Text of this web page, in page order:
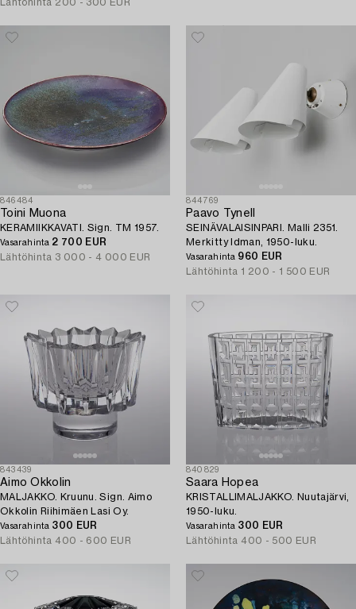
Lähtöhinta 200 - 300 EUR
846484
Toini Muona
KERAMIIKKAVATI. Sign. TM 1957.
Vasarahinta 2 700 EUR
Lähtöhinta 3 000 - 4 000 EUR
844769
Paavo Tynell
SEINÄVALAISINPARI. Malli 2351.
Merkitty Idman, 1950-luku.
Vasarahinta 960 EUR
Lähtöhinta 1 200 - 1 500 EUR
843439
Aimo Okkolin
MALJAKKO. Kruunu. Sign. Aimo
Okkolin Riihimäen Lasi Oy.
Vasarahinta 300 EUR
Lähtöhinta 400 - 600 EUR
840829
Saara Hopea
KRISTALLIMALJAKKO. Nuutajärvi,
1950-luku.
Vasarahinta 300 EUR
Lähtöhinta 400 - 500 EUR